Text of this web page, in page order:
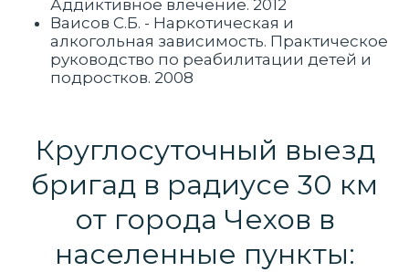
Аддиктивное влечение. 2012
Ваисов С.Б. - Наркотическая и
алкогольная зависимость. Практическое
руководство по реабилитации детей и
подростков. 2008
Круглосуточный выезд
бригад в радиусе 30 км
от города Чехов в
населенные пункты: